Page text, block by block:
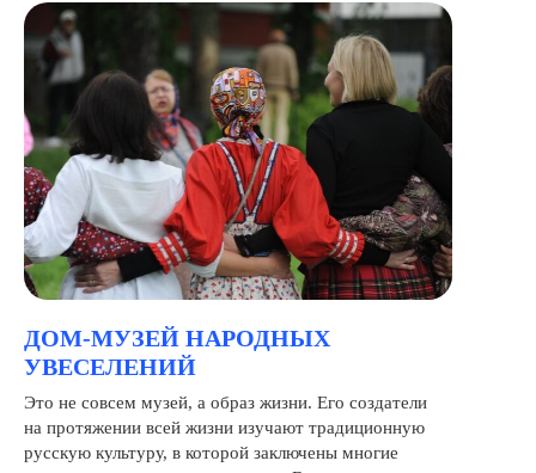
ДОМ-МУЗЕЙ НАРОДНЫХ
УВЕСЕЛЕНИЙ
Это не совсем музей, а образ жизни. Его создатели
на протяжении всей жизни изучают традиционную
русскую культуру, в которой заключены многие